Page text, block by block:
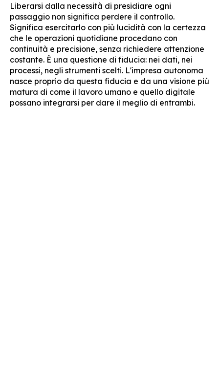
Liberarsi dalla necessità di presidiare ogni
passaggio non significa perdere il controllo.
Significa esercitarlo con più lucidità con la certezza
che le operazioni quotidiane procedano con
continuità e precisione, senza richiedere attenzione
costante. È una questione di fiducia: nei dati, nei
processi, negli strumenti scelti. L'impresa autonoma
nasce proprio da questa fiducia e da una visione più
matura di come il lavoro umano e quello digitale
possano integrarsi per dare il meglio di entrambi.